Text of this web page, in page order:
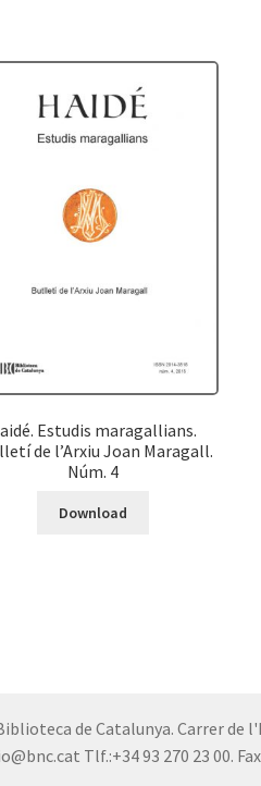
Estudis maragallians.
de l’Arxiu Joan Maragall.
Núm. 4
Download
de Catalunya. Carrer de
Tlf.:+34 93 270 23 00.